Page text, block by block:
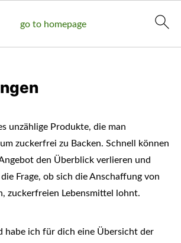
unzählige Produkte, die man
zuckerfrei zu Backen. Schnell können
den Überblick verlieren und
Frage, ob sich die Anschaffung von
zuckerfreien Lebensmittel lohnt.
habe ich für dich eine Übersicht der